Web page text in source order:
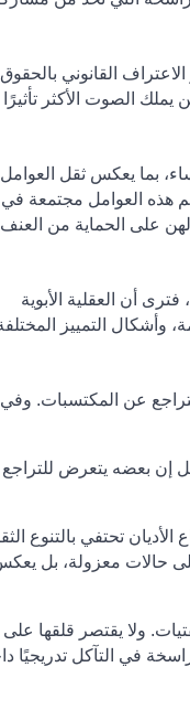
القانوني بالحقوق
الصوت الأكثر تأثيرًا
بما يعكس ثقل العوامل
هذه العوامل مجتمعة في
على الحماية من العنف
الهند، فترى أن العقلية الأبوية
وأشكال التمييز
عن المكتسبات. وفي
إن بعضه يتعرض للتراجع
تحتفي بالتنوع
حالات معزولة، بل
ولا يقتصر قلقها على
في التآكل تدريجيًا